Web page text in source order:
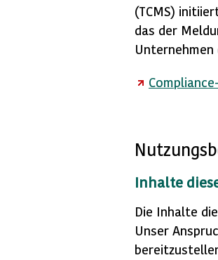
(TCMS)
das der
Unternehmen
Inhalte
Die Inhalte
Unser